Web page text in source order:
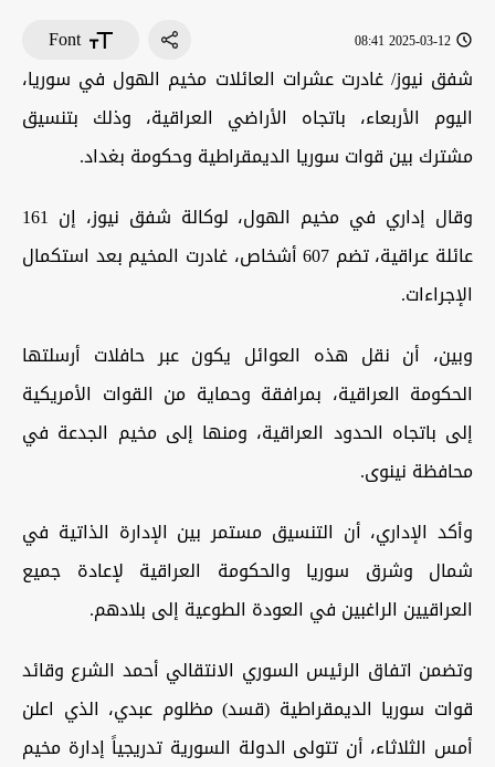
2025-03-12 08:41
Font
شفق نيوز/ غادرت عشرات العائلات مخيم الهول في سوريا،
اليوم الأربعاء، باتجاه الأراضي العراقية، وذلك بتنسيق
مشترك بين قوات سوريا الديمقراطية وحكومة بغداد.
وقال إداري في مخيم الهول، لوكالة شفق نيوز، إن 161
عائلة عراقية، تضم 607 أشخاص، غادرت المخيم بعد استكمال
الإجراءات.
وبين، أن نقل هذه العوائل يكون عبر حافلات أرسلتها
الحكومة العراقية، بمرافقة وحماية من القوات الأمريكية
إلى باتجاه الحدود العراقية، ومنها إلى مخيم الجدعة في
محافظة نينوى.
وأكد الإداري، أن التنسيق مستمر بين الإدارة الذاتية في
شمال وشرق سوريا والحكومة العراقية لإعادة جميع
العراقيين الراغبين في العودة الطوعية إلى بلادهم.
وتضمن اتفاق الرئيس السوري الانتقالي أحمد الشرع وقائد
قوات سوريا الديمقراطية (قسد) مظلوم عبدي، الذي اعلن
أمس الثلاثاء، أن تتولى الدولة السورية تدريجياً إدارة مخيم